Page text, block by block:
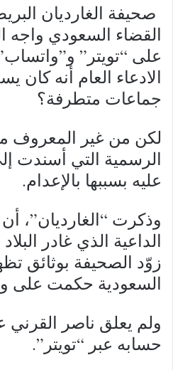
صحيفة الغارديان
القضاء السعودي واجه
على “تويتر”
الادعاء العام أنه كان
جماعات متطرفة؟
لكن من غير المعروف
الرسمية التي أسندت
عليه بسببها بالإعدام.
وذكرت “الغارديان”،
الداعية الذي غادر
زوّد الصحيفة بوثائق
السعودية حكمت على
ولم يعلق ناصر القرني
حسابه عبر “تويتر”.